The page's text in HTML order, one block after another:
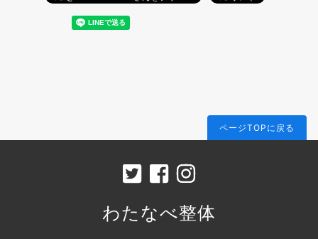
ページTOPに戻る
わたなべ整体